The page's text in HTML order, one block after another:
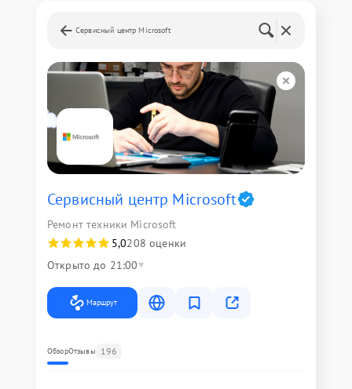
Сервисный центр Microsoft
Сервисный центр Microsoft
Ремонт техники Microsoft
5,0208 оценки
Открыто до 21:00
Маршрут
ОбзорОтзывы 196